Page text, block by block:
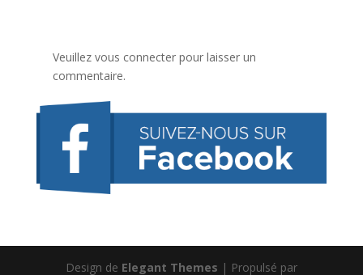
Veuillez vous connecter pour laisser un
commentaire.
Design de Elegant Themes | Propulsé par